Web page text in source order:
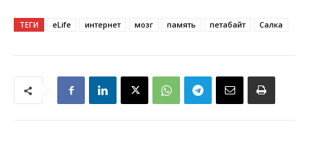
ТЕГИ eLife интернет мозг память петабайт Салка